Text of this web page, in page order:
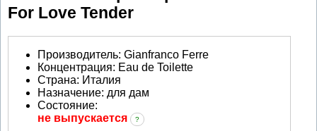
For Love Tender
Производитель: Gianfranco Ferre
Концентрация: Eau de Toilette
Страна: Италия
Назначение: для дам
Состояние:
не выпускается
?